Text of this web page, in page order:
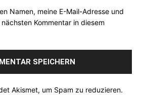
Namen, meine E-Mail-Adresse und
Kommentar in diesem
Akismet, um Spam zu reduzieren.